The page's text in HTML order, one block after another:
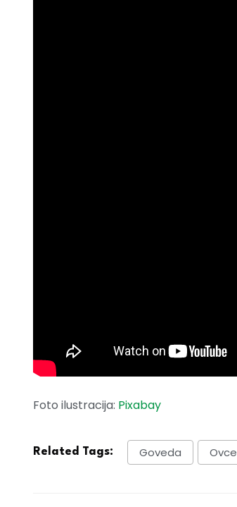
Foto ilustracija: Pixabay
Related Tags: Goveda Ovce